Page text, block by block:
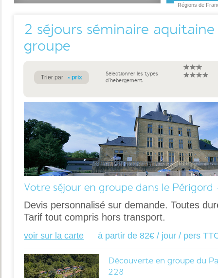
Régions de
2 séjours séminaire
groupe
Trier par prix
Sélectionner les types
d'hébergement
Votre séjour en groupe dans le Périgord
Devis personnalisé sur demande. Toutes
Tarif tout compris hors transport.
voir sur la carte à partir de 82€ / jour / pers
Découverte en groupe du
228